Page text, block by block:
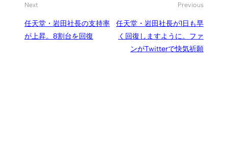
Next
任天堂・岩田社長の支持率
が上昇。8割台を回復
Previous
任天堂・岩田社長が1日も早
く回復しますように。ファ
ンがTwitterで快気祈願